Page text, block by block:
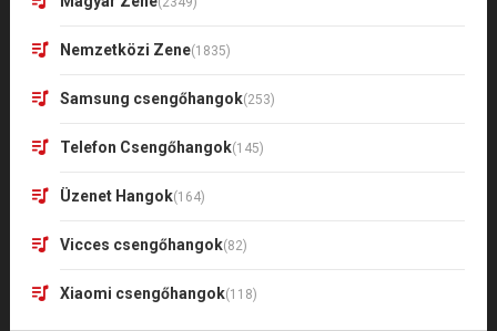
Nemzetközi Zene(1835)
Samsung csengőhangok(253)
Telefon Csengőhangok(145)
Üzenet Hangok(164)
Vicces csengőhangok(82)
Xiaomi csengőhangok(118)